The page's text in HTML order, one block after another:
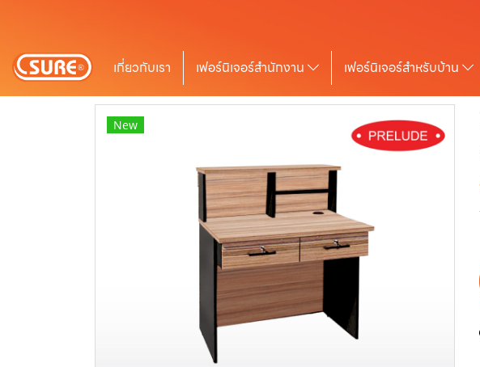
เกี่ยวกับเรา เฟอร์นิเจอร์สำนักงาน เฟอร์นิเจอร์สำหรับบ้าน
New